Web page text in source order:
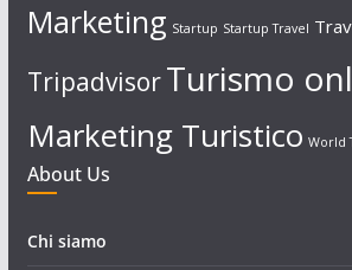
Marketing Startup Startup Travel
TripadvisorTurismo
Marketing Turistico World
About Us
Chi siamo